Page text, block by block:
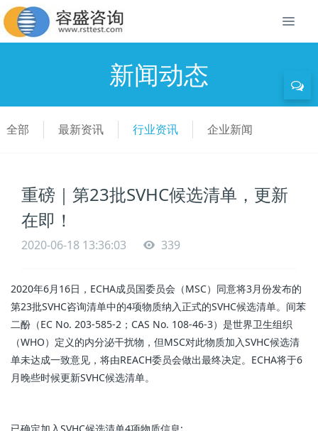
新闻动态
全部 最新资讯 行业资讯 企业新闻
重磅｜第23批SVHC候选清单，更新
在即！
2020-06-18 13:36:03 339
2020年6月16日，ECHA成员国委员会（MSC）同意将3月份发布的
第23批SVHC咨询清单中的4项物质纳入正式的SVHC候选清单。间苯
二酚（EC No. 203-585-2；CAS No. 108-46-3）是世界卫生组织
（WHO）定义的内分泌干扰物，但MSC对此物质加入SVHC候选清
单未达成一致意见，将由REACH委员会做出最终决定。ECHA将于6
月晚些时候更新SVHC候选清单。